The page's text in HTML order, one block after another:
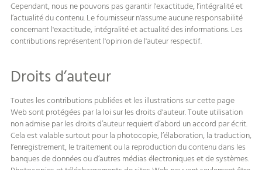
Cependant, nous ne pouvons pas garantir l'exactitude, l’intégralité et
l’actualité du contenu. Le fournisseur n'assume aucune responsabilité
concernant l'exactitude, intégralité et actualité des informations. Les
contributions représentent l'opinion de l'auteur respectif.
Droits d’auteur
Toutes les contributions publiées et les illustrations sur cette page
Web sont protégées par la loi sur les droits d'auteur. Toute utilisation
non admise par les droits d’auteur requiert d’abord un accord par écrit.
Cela est valable surtout pour la photocopie, l’élaboration, la traduction,
l’enregistrement, le traitement ou la reproduction du contenu dans les
banques de données ou d’autres médias électroniques et de systèmes.